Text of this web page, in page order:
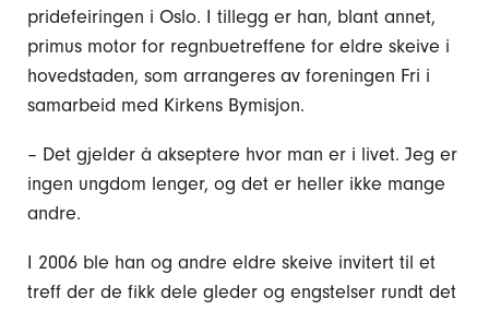
pridefeiringen i Oslo. I tillegg er han, blant annet,
primus motor for regnbuetreffene for eldre skeive i
hovedstaden, som arrangeres av foreningen Fri i
samarbeid med Kirkens Bymisjon.
– Det gjelder å akseptere hvor man er i livet. Jeg er
ingen ungdom lenger, og det er heller ikke mange
andre.
I 2006 ble han og andre eldre skeive invitert til et
treff der de fikk dele gleder og engstelser rundt det